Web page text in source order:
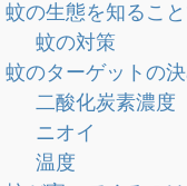
蚊の生態を知るこ
蚊の対策
蚊のターゲットの
二酸化炭素濃度
ニオイ
温度